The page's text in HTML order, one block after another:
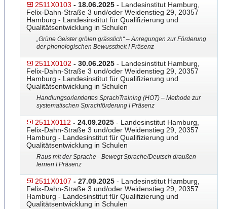
2511X0103 - 18.06.2025 - Landesinstitut Hamburg,
Felix-Dahn-Straße 3 und/oder Weidenstieg 29, 20357
Hamburg - Landesinstitut für Qualifizierung und
Qualitätsentwicklung in Schulen
„Grüne Geister grölen grässlich“ – Anregungen zur Förderung
der phonologischen Bewusstheit I Präsenz
2511X0102 - 30.06.2025 - Landesinstitut Hamburg,
Felix-Dahn-Straße 3 und/oder Weidenstieg 29, 20357
Hamburg - Landesinstitut für Qualifizierung und
Qualitätsentwicklung in Schulen
Handlungsorientiertes SprachTraining (HOT) – Methode zur
systematischen Sprachförderung I Präsenz
2511X0112 - 24.09.2025 - Landesinstitut Hamburg,
Felix-Dahn-Straße 3 und/oder Weidenstieg 29, 20357
Hamburg - Landesinstitut für Qualifizierung und
Qualitätsentwicklung in Schulen
Raus mit der Sprache - Bewegt Sprache/Deutsch draußen
lernen I Präsenz
2511X0107 - 27.09.2025 - Landesinstitut Hamburg,
Felix-Dahn-Straße 3 und/oder Weidenstieg 29, 20357
Hamburg - Landesinstitut für Qualifizierung und
Qualitätsentwicklung in Schulen